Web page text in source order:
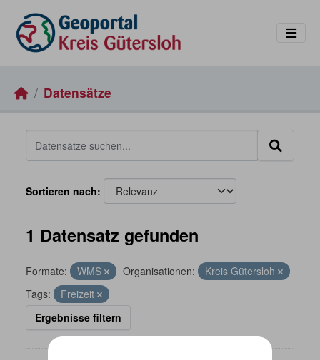
Datensätze
Sortieren nach
1 Datensatz gefunden
Formate: WMS Organisationen:
Kreis Gütersloh
Tags:
Freizeit
Ergebnisse filtern